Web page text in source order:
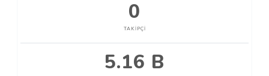
0
TAKIPÇI
5.16 B